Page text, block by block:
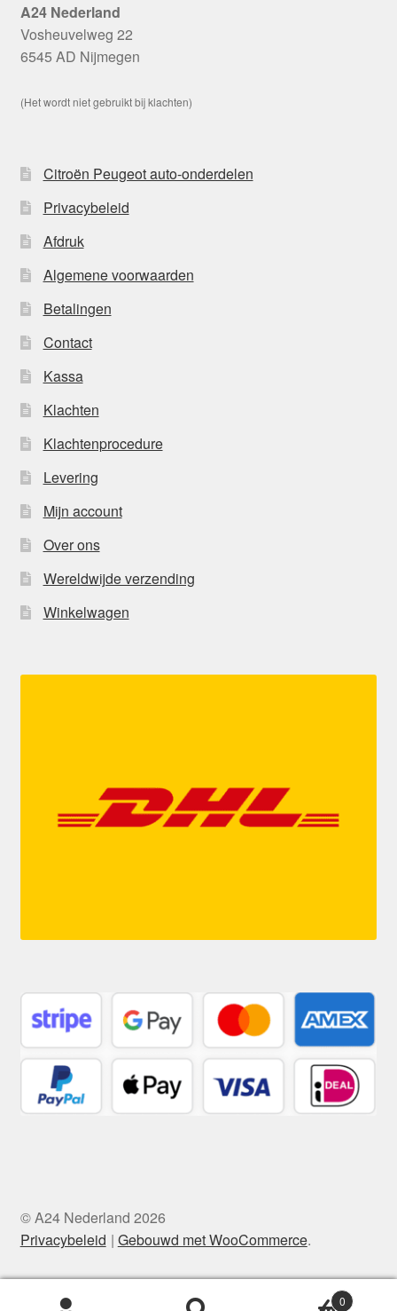
A24 Nederland
Vosheuvelweg 22
6545 AD Nijmegen
(Het wordt niet gebruikt bij klachten)
Citroën Peugeot auto-onderdelen
Privacybeleid
Afdruk
Algemene voorwaarden
Betalingen
Contact
Kassa
Klachten
Klachtenprocedure
Levering
Mijn account
Over ons
Wereldwijde verzending
Winkelwagen
© A24 Nederland 2026
Privacybeleid
Gebouwd met WooCommerce.
0